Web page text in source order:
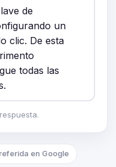
de
un
clic. De esta
todas las
en Google